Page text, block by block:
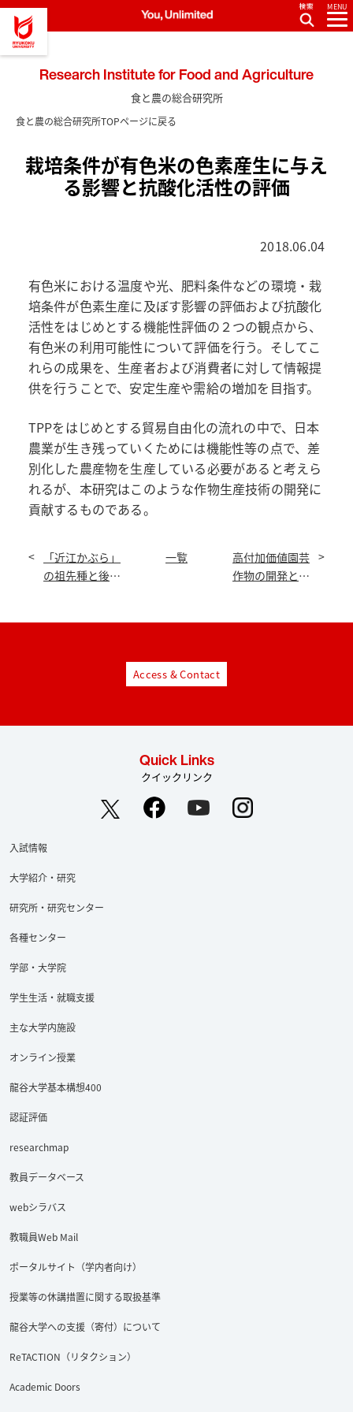
MENU
Research Institute for Food and Agriculture
食と農の総合研究所
食と農の総合研究所TOPページに戻る
栽培条件が有色米の色素産生に与え
る影響と抗酸化活性の評価
2018.06.04
有色米における温度や光、肥料条件などの環境・栽
培条件が色素生産に及ぼす影響の評価および抗酸化
活性をはじめとする機能性評価の２つの観点から、
有色米の利用可能性について評価を行う。そしてこ
れらの成果を、生産者および消費者に対して情報提
供を行うことで、安定生産や需給の増加を目指す。
TPPをはじめとする貿易自由化の流れの中で、日本
農業が生き残っていくためには機能性等の点で、差
別化した農産物を生産している必要があると考えら
れるが、本研究はこのような作物生産技術の開発に
貢献するものである。
「近江かぶら」
の祖先種と後代
一覧
高付加価値園芸
作物の開発とそ
Access & Contact
Quick Links
クイックリンク
入試情報
大学紹介・研究
研究所・研究センター
各種センター
学部・大学院
学生生活・就職支援
主な大学内施設
オンライン授業
龍谷大学基本構想400
認証評価
researchmap
教員データベース
webシラバス
教職員Web Mail
ポータルサイト（学内者向け）
授業等の休講措置に関する取扱基準
龍谷大学への支援（寄付）について
ReTACTION（リタクション）
Academic Doors